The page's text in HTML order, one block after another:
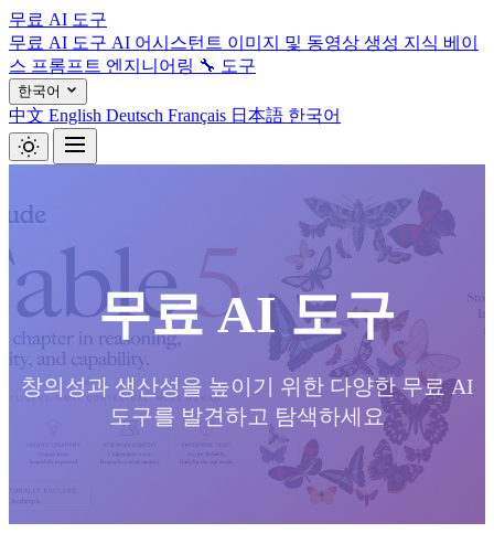
무료 AI 도구
무료 AI 도구 AI 어시스턴트 이미지 및 동영상 생성 지식 베이
스 프롬프트 엔지니어링 🔧 도구
한국어
中文 English Deutsch Français 日本語 한국어
무료 AI 도구
창의성과 생산성을 높이기 위한 다양한 무료 AI
도구를 발견하고 탐색하세요